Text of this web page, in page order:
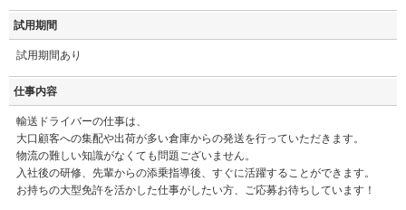
試用期間
試用期間あり
仕事内容
輸送ドライバーの仕事は、
大口顧客への集配や出荷が多い倉庫からの発送を行っていただきます。
物流の難しい知識がなくても問題ございません。
入社後の研修、先輩からの添乗指導後、すぐに活躍することができます。
お持ちの大型免許を活かした仕事がしたい方、ご応募お待ちしています！